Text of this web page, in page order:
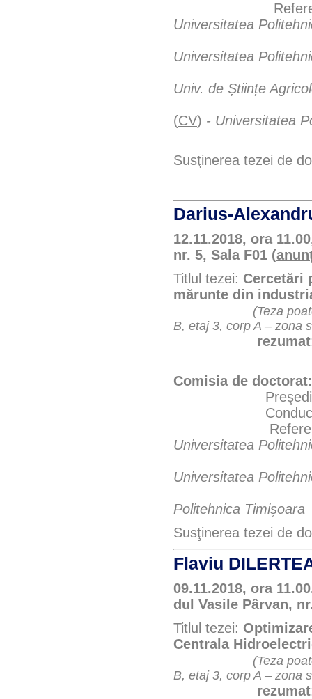
Universitatea
Universitatea
Univ. de Științe
(CV) - Universitatea
Susţinerea tezei de
Darius-
12.11.2018, ora
nr. 5, Sala F01 (
Titlul tezei: Cercetări
mărunte din
(Teza
B, etaj 3, corp A – zona
rezumat
Comisia de doctorat:
Conducător
Universitatea
Universitatea
Politehnica Timișoara
Susţinerea tezei de
Flaviu
09.11.2018, ora
dul Vasile Pârvan,
Titlul tezei:
Centrala
(Teza
B, etaj 3, corp A – zona
rezumat